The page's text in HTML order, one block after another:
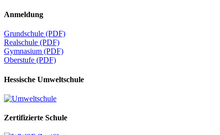
Anmeldung
Grundschule (PDF)
Realschule (PDF)
Gymnasium (PDF)
Oberstufe (PDF)
Hessische Umweltschule
Zertifizierte Schule